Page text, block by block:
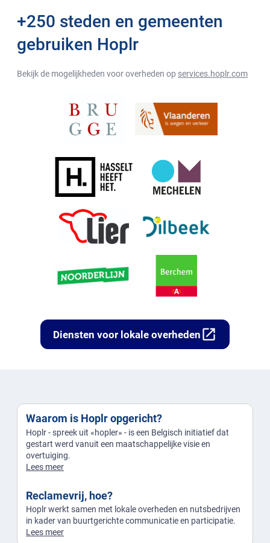
+250 steden en gemeenten
gebruiken Hoplr
Bekijk de mogelijkheden voor overheden op services.hoplr.com
Diensten voor lokale overheden open_in_new
Waarom is Hoplr opgericht?
Hoplr - spreek uit «hopler» - is een Belgisch initiatief dat
gestart werd vanuit een maatschappelijke visie en
overtuiging.
Lees meer
Reclamevrij, hoe?
Hoplr werkt samen met lokale overheden en nutsbedrijven
in kader van buurtgerichte communicatie en participatie.
Lees meer